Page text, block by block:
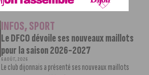
INFOS,SPORT
Le DFCO dévoile ses nouveaux maillots
pour la saison 2026-2027
6 AOÛT, 2026
Le club dijonnais a présenté ses nouveaux maillots